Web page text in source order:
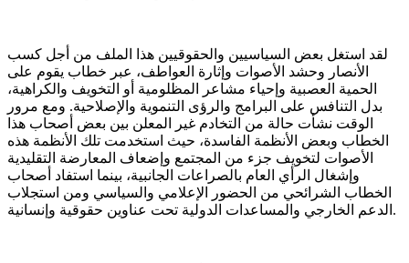
لقد استغل بعض السياسيين والحقوقيين هذا الملف من أجل كسب
الأنصار وحشد الأصوات وإثارة العواطف، عبر خطاب يقوم على
الحمية العصبية وإحياء مشاعر المظلومية أو التخويف والكراهية،
بدل التنافس على البرامج والرؤى التنموية والإصلاحية. ومع مرور
الوقت نشأت حالة من التخادم غير المعلن بين بعض أصحاب هذا
الخطاب وبعض الأنظمة الفاسدة، حيث استخدمت تلك الأنظمة هذه
الأصوات لتخويف جزء من المجتمع وإضعاف المعارضة التقليدية
وإشغال الرأي العام بالصراعات الجانبية، بينما استفاد أصحاب
الخطاب الشرائحي من الحضور الإعلامي والسياسي ومن استجلاب
الدعم الخارجي والمساعدات الدولية تحت عناوين حقوقية وإنسانية.